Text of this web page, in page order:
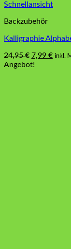
Schnellansicht
Backzubehör
Kalligraphie
24,95€
Preis
7,99 € inkl.
Angebot!